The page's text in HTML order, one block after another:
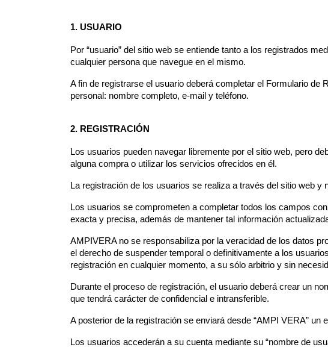
1. USUARIO
Por “usuario” del sitio web se entiende tanto a los registrados
cualquier persona que navegue en el mismo.
A fin de registrarse el usuario deberá completar el Formulario de
personal: nombre completo, e-mail y teléfono.
2. REGISTRACIÓN
Los usuarios pueden navegar libremente por el sitio web, pero
alguna compra o utilizar los servicios ofrecidos en él.
La registración de los usuarios se realiza a través del sitio web y
Los usuarios se comprometen a completar todos los campos
exacta y precisa, además de mantener tal información
AMPIVERA no se responsabiliza por la veracidad de los datos
el derecho de suspender temporal o definitivamente a los
registración en cualquier momento, a su sólo arbitrio y sin
Durante el proceso de registración, el usuario deberá crear un
que tendrá carácter de confidencial e intransferible.
A posterior de la registración se enviará desde “AMPI VERA” un
Los usuarios accederán a su cuenta mediante su “nombre de